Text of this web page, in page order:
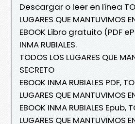
Descargar o leer en línea
LUGARES QUE MANTUVIMOS
EBOOK Libro gratuito (PDF
INMA RUBIALES.
TODOS LOS LUGARES QUE
SECRETO
EBOOK INMA RUBIALES PDF,
LUGARES QUE MANTUVIMOS
EBOOK INMA RUBIALES Epub,
LUGARES QUE MANTUVIMOS